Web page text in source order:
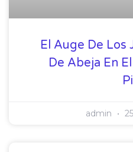
El Auge De Los
De Abeja En
admin